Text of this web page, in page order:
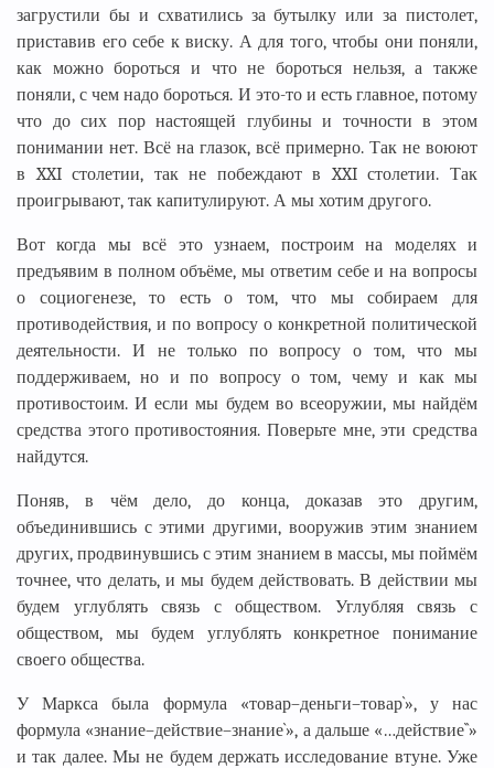
загрустили бы и схватились за бутылку или за пистолет,
приставив его себе к виску. А для того, чтобы они поняли,
как можно бороться и что не бороться нельзя, а также
поняли, с чем надо бороться. И это-то и есть главное, потому
что до сих пор настоящей глубины и точности в этом
понимании нет. Всё на глазок, всё примерно. Так не воюют
в XXI столетии, так не побеждают в XXI столетии. Так
проигрывают, так капитулируют. А мы хотим другого.
Вот когда мы всё это узнаем, построим на моделях и
предъявим в полном объёме, мы ответим себе и на вопросы
о социогенезе, то есть о том, что мы собираем для
противодействия, и по вопросу о конкретной политической
деятельности. И не только по вопросу о том, что мы
поддерживаем, но и по вопросу о том, чему и как мы
противостоим. И если мы будем во всеоружии, мы найдём
средства этого противостояния. Поверьте мне, эти средства
найдутся.
Поняв, в чём дело, до конца, доказав это другим,
объединившись с этими другими, вооружив этим знанием
других, продвинувшись с этим знанием в массы, мы поймём
точнее, что делать, и мы будем действовать. В действии мы
будем углублять связь с обществом. Углубляя связь с
обществом, мы будем углублять конкретное понимание
своего общества.
У Маркса была формула «товар–деньги–товар`», у нас
формула «знание–действие–знание`», а дальше «…действие``»
и так далее. Мы не будем держать исследование втуне. Уже